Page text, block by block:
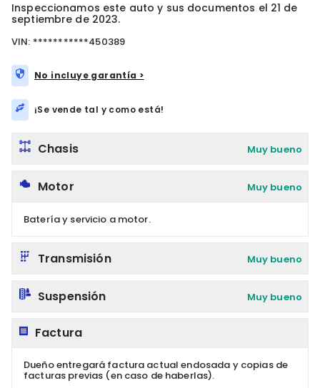
Inspeccionamos este auto y sus documentos el 21 de
septiembre de 2023.
VIN: ***********450389
No incluye garantía >
¡Se vende tal y como está!
Chasis Muy bueno
Motor Muy bueno
Batería y servicio a motor.
Transmisión Muy bueno
Suspensión Muy bueno
Factura
Dueño entregará factura actual endosada y copias de
facturas previas (en caso de haberlas).